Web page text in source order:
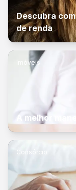
Descubra
de renda
Imóveis
A melhor
Consórcio